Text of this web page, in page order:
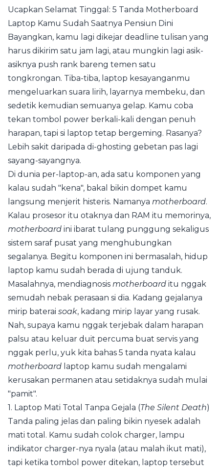
Ucapkan Selamat Tinggal: 5 Tanda Motherboard
Laptop Kamu Sudah Saatnya Pensiun Dini
Bayangkan, kamu lagi dikejar deadline tulisan yang
harus dikirim satu jam lagi, atau mungkin lagi asik-
asiknya push rank bareng temen satu
tongkrongan. Tiba-tiba, laptop kesayanganmu
mengeluarkan suara lirih, layarnya membeku, dan
sedetik kemudian semuanya gelap. Kamu coba
tekan tombol power berkali-kali dengan penuh
harapan, tapi si laptop tetap bergeming. Rasanya?
Lebih sakit daripada di-ghosting gebetan pas lagi
sayang-sayangnya.
Di dunia per-laptop-an, ada satu komponen yang
kalau sudah "kena", bakal bikin dompet kamu
langsung menjerit histeris. Namanya motherboard.
Kalau prosesor itu otaknya dan RAM itu memorinya,
motherboard ini ibarat tulang punggung sekaligus
sistem saraf pusat yang menghubungkan
segalanya. Begitu komponen ini bermasalah, hidup
laptop kamu sudah berada di ujung tanduk.
Masalahnya, mendiagnosis motherboard itu nggak
semudah nebak perasaan si dia. Kadang gejalanya
mirip baterai soak, kadang mirip layar yang rusak.
Nah, supaya kamu nggak terjebak dalam harapan
palsu atau keluar duit percuma buat servis yang
nggak perlu, yuk kita bahas 5 tanda nyata kalau
motherboard laptop kamu sudah mengalami
kerusakan permanen atau setidaknya sudah mulai
"pamit".
1. Laptop Mati Total Tanpa Gejala (The Silent Death)
Tanda paling jelas dan paling bikin nyesek adalah
mati total. Kamu sudah colok charger, lampu
indikator charger-nya nyala (atau malah ikut mati),
tapi ketika tombol power ditekan, laptop tersebut